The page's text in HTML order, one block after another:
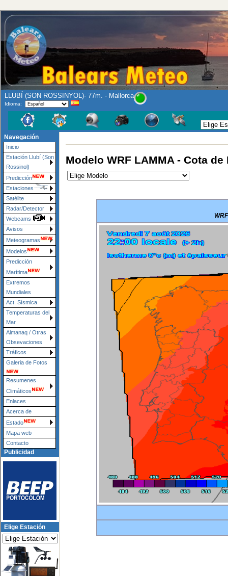
LLUBÍ (SON ROSSINYOL)- 77m. - Mallorca
Idioma:
Navegación
Inicio
Estación Llubí (Son
Rossinol)
Predicción
Estaciones
Satélite
Radar/Detector
Webcams
Avisos
Meteogramas
Modelos
Predicción
Marítima
Extremos
Mundiales
Act. Sísmica
Temperaturas del
Mar
Almanaq / Otras
Obsevaciones
Tráficos
Galeria de Fotos
Resumenes
Climáticos
Enlaces
Acerca de
Estado
Mapa web
Contacto
Publicidad
Elige Estación
Modelo WRF LAMMA - Cota de